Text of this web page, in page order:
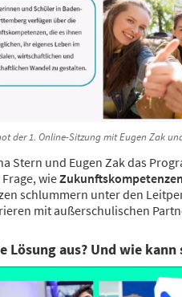
der 1. Online-Sitzung mit Eugen Zak
Stern und Eugen Zak das
wieZukunftskompetenzen
schlummern unter den
mit außerschulischen
Lösung aus? Und wie